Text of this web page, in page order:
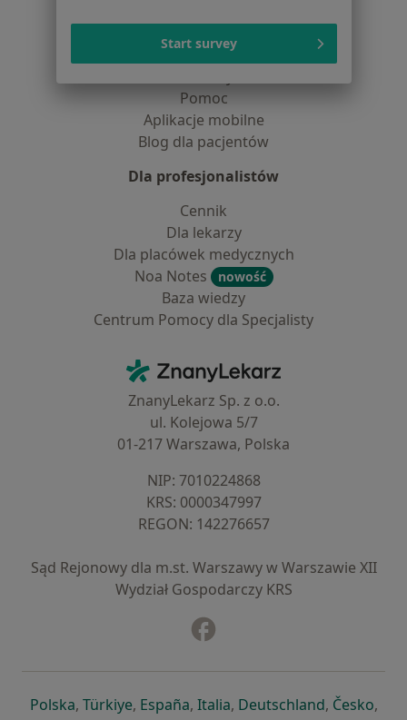
Usługi i zabiegi
Pomoc
Aplikacje mobilne
Blog dla pacjentów
Dla profesjonalistów
Cennik
Dla lekarzy
Dla placówek medycznych
Noa Notes
nowość
Baza wiedzy
Centrum Pomocy dla Specjalisty
ZnanyLekarz - Strona główna
ZnanyLekarz Sp. z o.o.
ul. Kolejowa 5/7
01-217 Warszawa, Polska
NIP: ⁠7010224868
KRS: ⁠0000347997
REGON: ⁠142276657
Sąd Rejonowy dla m.st. Warszawy w Warszawie XII
Wydział Gospodarczy KRS
Polskaotwiera się w nowej karcie
, Türkiyeotwiera się w nowej karcie
, Españaotwiera się w nowej karcie
, Italiaotwiera się w nowej
, Deutschlandotwiera się
, Česko,
Start survey